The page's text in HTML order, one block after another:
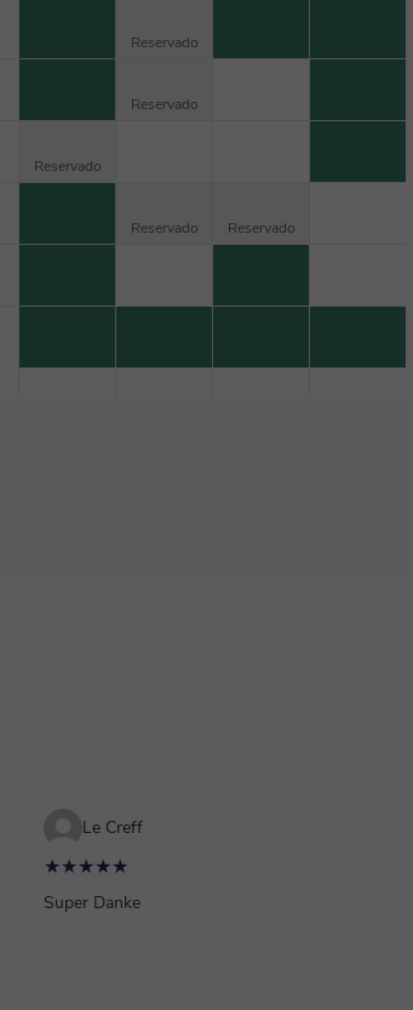
Reservado
Reservado
Reservado
Reservado
Reservado
Le Creff
★★★★★
Super Danke